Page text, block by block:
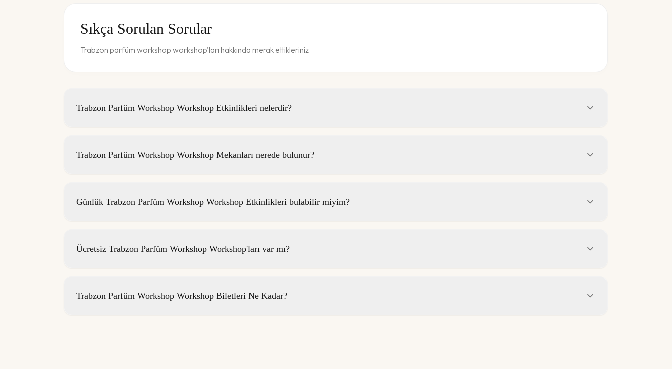
Sıkça Sorulan Sorular
Trabzon parfüm workshop workshop'ları hakkında merak ettikleriniz
Trabzon Parfüm Workshop Workshop Etkinlikleri nelerdir?
Trabzon Parfüm Workshop Workshop Mekanları nerede bulunur?
Günlük Trabzon Parfüm Workshop Workshop Etkinlikleri bulabilir miyim?
Ücretsiz Trabzon Parfüm Workshop Workshop'ları var mı?
Trabzon Parfüm Workshop Workshop Biletleri Ne Kadar?